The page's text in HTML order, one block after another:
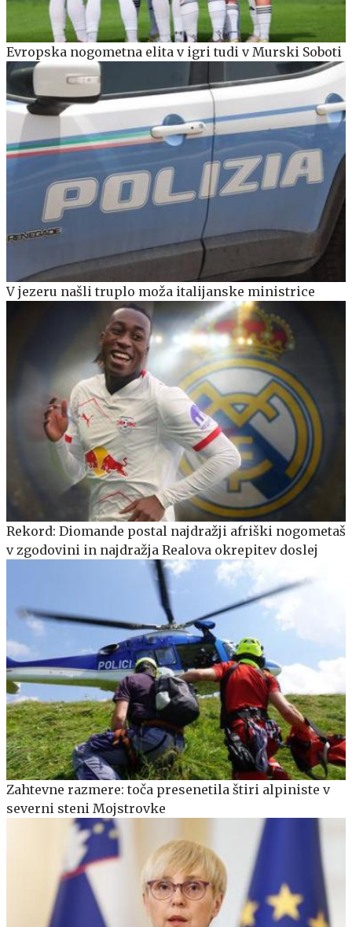
Evropska nogometna elita v igri tudi v Murski Soboti
V jezeru našli truplo moža italijanske ministrice
Rekord: Diomande postal najdražji afriški nogometaš
v zgodovini in najdražja Realova okrepitev doslej
Zahtevne razmere: toča presenetila štiri alpiniste v
severni steni Mojstrovke